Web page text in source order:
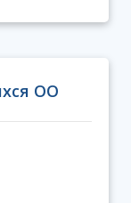
ОО